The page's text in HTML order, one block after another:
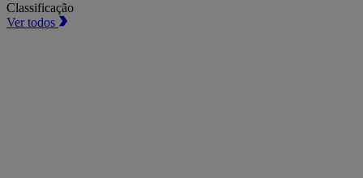
Classificação
Ver todos